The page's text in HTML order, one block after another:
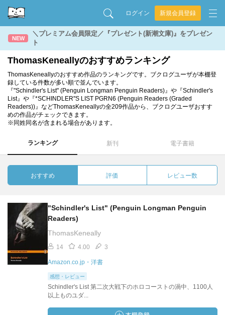
ログイン 新規会員登録
NEW
＼プレミアム会員限定／『プレゼント(新潮文庫)』をプレゼン
ト
ThomasKeneallyのおすすめランキング
ThomasKeneallyのおすすめ作品のランキングです。ブクログユーザが本棚登
録している件数が多い順で並んでいます。
『"Schindler's List" (Penguin Longman Penguin Readers)』や『Schindler's
List』や『*SCHINDLER''S LIST PGRN6 (Penguin Readers (Graded
Readers))』などThomasKeneallyの全209作品から、ブクログユーザおすす
めの作品がチェックできます。
※同姓同名が含まれる場合があります。
ランキング 新刊 電子書籍
おすすめ 評価 レビュー数
"Schindler's List" (Penguin Longman Penguin
Readers)
ThomasKeneally
14 4.00 3
Amazon.co.jp・洋書
感想・レビュー
Schindler's List 第二次大戦下のホロコーストの渦中、1100人
以上ものユダ...